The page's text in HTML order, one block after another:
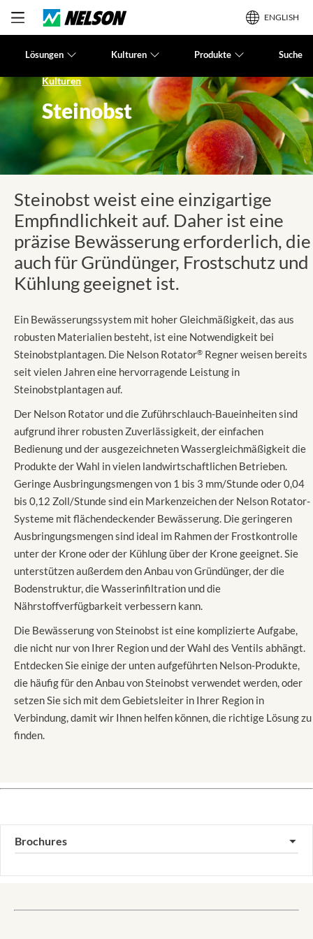
ENGLISH
Lösungen Kulturen Produkte Suche
Kulturen
Steinobst
Steinobst weist eine einzigartige
Empfindlichkeit auf. Daher ist eine
präzise Bewässerung erforderlich, die
auch für Gründünger, Frostschutz und
Kühlung geeignet ist.
Ein Bewässerungssystem mit hoher Gleichmäßigkeit, das aus
robusten Materialien besteht, ist eine Notwendigkeit bei
Steinobstplantagen. Die Nelson Rotator® Regner weisen bereits
seit vielen Jahren eine hervorragende Leistung in
Steinobstplantagen auf.
Der Nelson Rotator und die Zuführschlauch-Baueinheiten sind
aufgrund ihrer robusten Zuverlässigkeit, der einfachen
Bedienung und der ausgezeichneten Wassergleichmäßigkeit die
Produkte der Wahl in vielen landwirtschaftlichen Betrieben.
Geringe Ausbringungsmengen von 1 bis 3 mm/Stunde oder 0,04
bis 0,12 Zoll/Stunde sind ein Markenzeichen der Nelson Rotator-
Systeme mit flächendeckender Bewässerung. Die geringeren
Ausbringungsmengen sind ideal im Rahmen der Frostkontrolle
unter der Krone oder der Kühlung über der Krone geeignet. Sie
unterstützen außerdem den Anbau von Gründünger, der die
Bodenstruktur, die Wasserinfiltration und die
Nährstoffverfügbarkeit verbessern kann.
Die Bewässerung von Steinobst ist eine komplizierte Aufgabe,
die nicht nur von Ihrer Region und der Wahl des Ventils abhängt.
Entdecken Sie einige der unten aufgeführten Nelson-Produkte,
die häufig für den Anbau von Steinobst verwendet werden, oder
setzen Sie sich mit dem Gebietsleiter in Ihrer Region in
Verbindung, damit wir Ihnen helfen können, die richtige Lösung zu
finden.
Brochures ▼